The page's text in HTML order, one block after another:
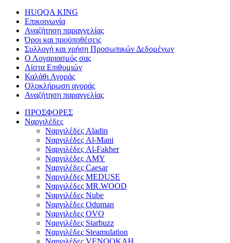
HUQQA KING
Επικοινωνία
Αναζήτηση παραγγελίας
Όροι και προϋποθέσεις
Συλλογή και χρήση Προσωπικών Δεδομένων
Ο Λογαριασμός σας
Λίστα Επιθυμιών
Καλάθι Αγοράς
Ολοκλήρωση αγοράς
Αναζήτηση παραγγελίας
ΠΡΟΣΦΟΡΕΣ
Ναργιλέδες
Ναργιλέδες Aladin
Ναργιλέδες Al-Mani
Ναργιλέδες Al-Fakher
Ναργιλέδες AΜΥ
Ναργιλέδες Caesar
Ναργιλέδες MEDUSE
Ναργιλέδες MR.WOOD
Ναργιλέδες Nube
Ναργιλέδες Oduman
Ναργιλεδες OVO
Ναργιλέδες Starbuzz
Ναργιλέδες Steamulation